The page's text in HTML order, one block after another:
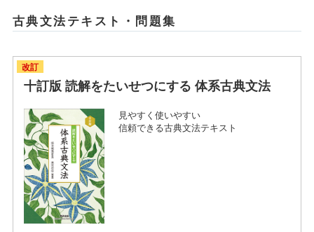
古典文法テキスト・問題集
改訂
十訂版 読解をたいせつにする 体系古典文法
見やすく使いやすい
信頼できる古典文法テキスト